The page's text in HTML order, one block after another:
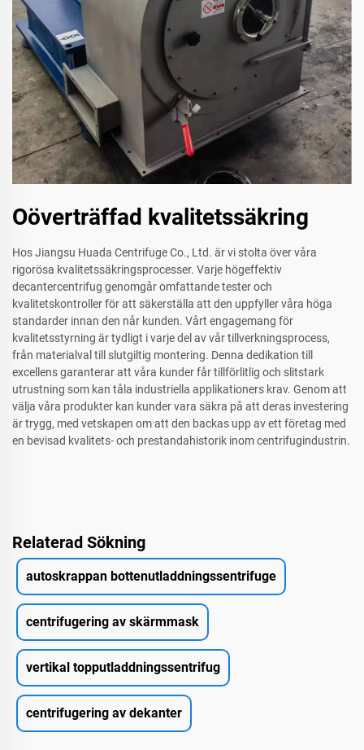
Oöverträffad kvalitetssäkring
Hos Jiangsu Huada Centrifuge Co., Ltd. är vi stolta över våra
rigorösa kvalitetssäkringsprocesser. Varje högeffektiv
decantercentrifug genomgår omfattande tester och
kvalitetskontroller för att säkerställa att den uppfyller våra höga
standarder innan den når kunden. Vårt engagemang för
kvalitetsstyrning är tydligt i varje del av vår tillverkningsprocess,
från materialval till slutgiltig montering. Denna dedikation till
excellens garanterar att våra kunder får tillförlitlig och slitstark
utrustning som kan tåla industriella applikationers krav. Genom att
välja våra produkter kan kunder vara säkra på att deras investering
är trygg, med vetskapen om att den backas upp av ett företag med
en bevisad kvalitets- och prestandahistorik inom centrifugindustrin.
Relaterad Sökning
autoskrappan bottenutladdningssentrifuge
centrifugering av skärmmask
vertikal topputladdningssentrifug
centrifugering av dekanter